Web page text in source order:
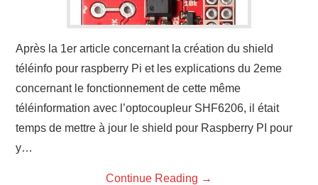
Après la 1er article concernant la création du shield
téléinfo pour raspberry Pi et les explications du 2eme
concernant le fonctionnement de cette même
téléinformation avec l’optocoupleur SHF6206, il était
temps de mettre à jour le shield pour Raspberry PI pour
y…
Continue Reading →